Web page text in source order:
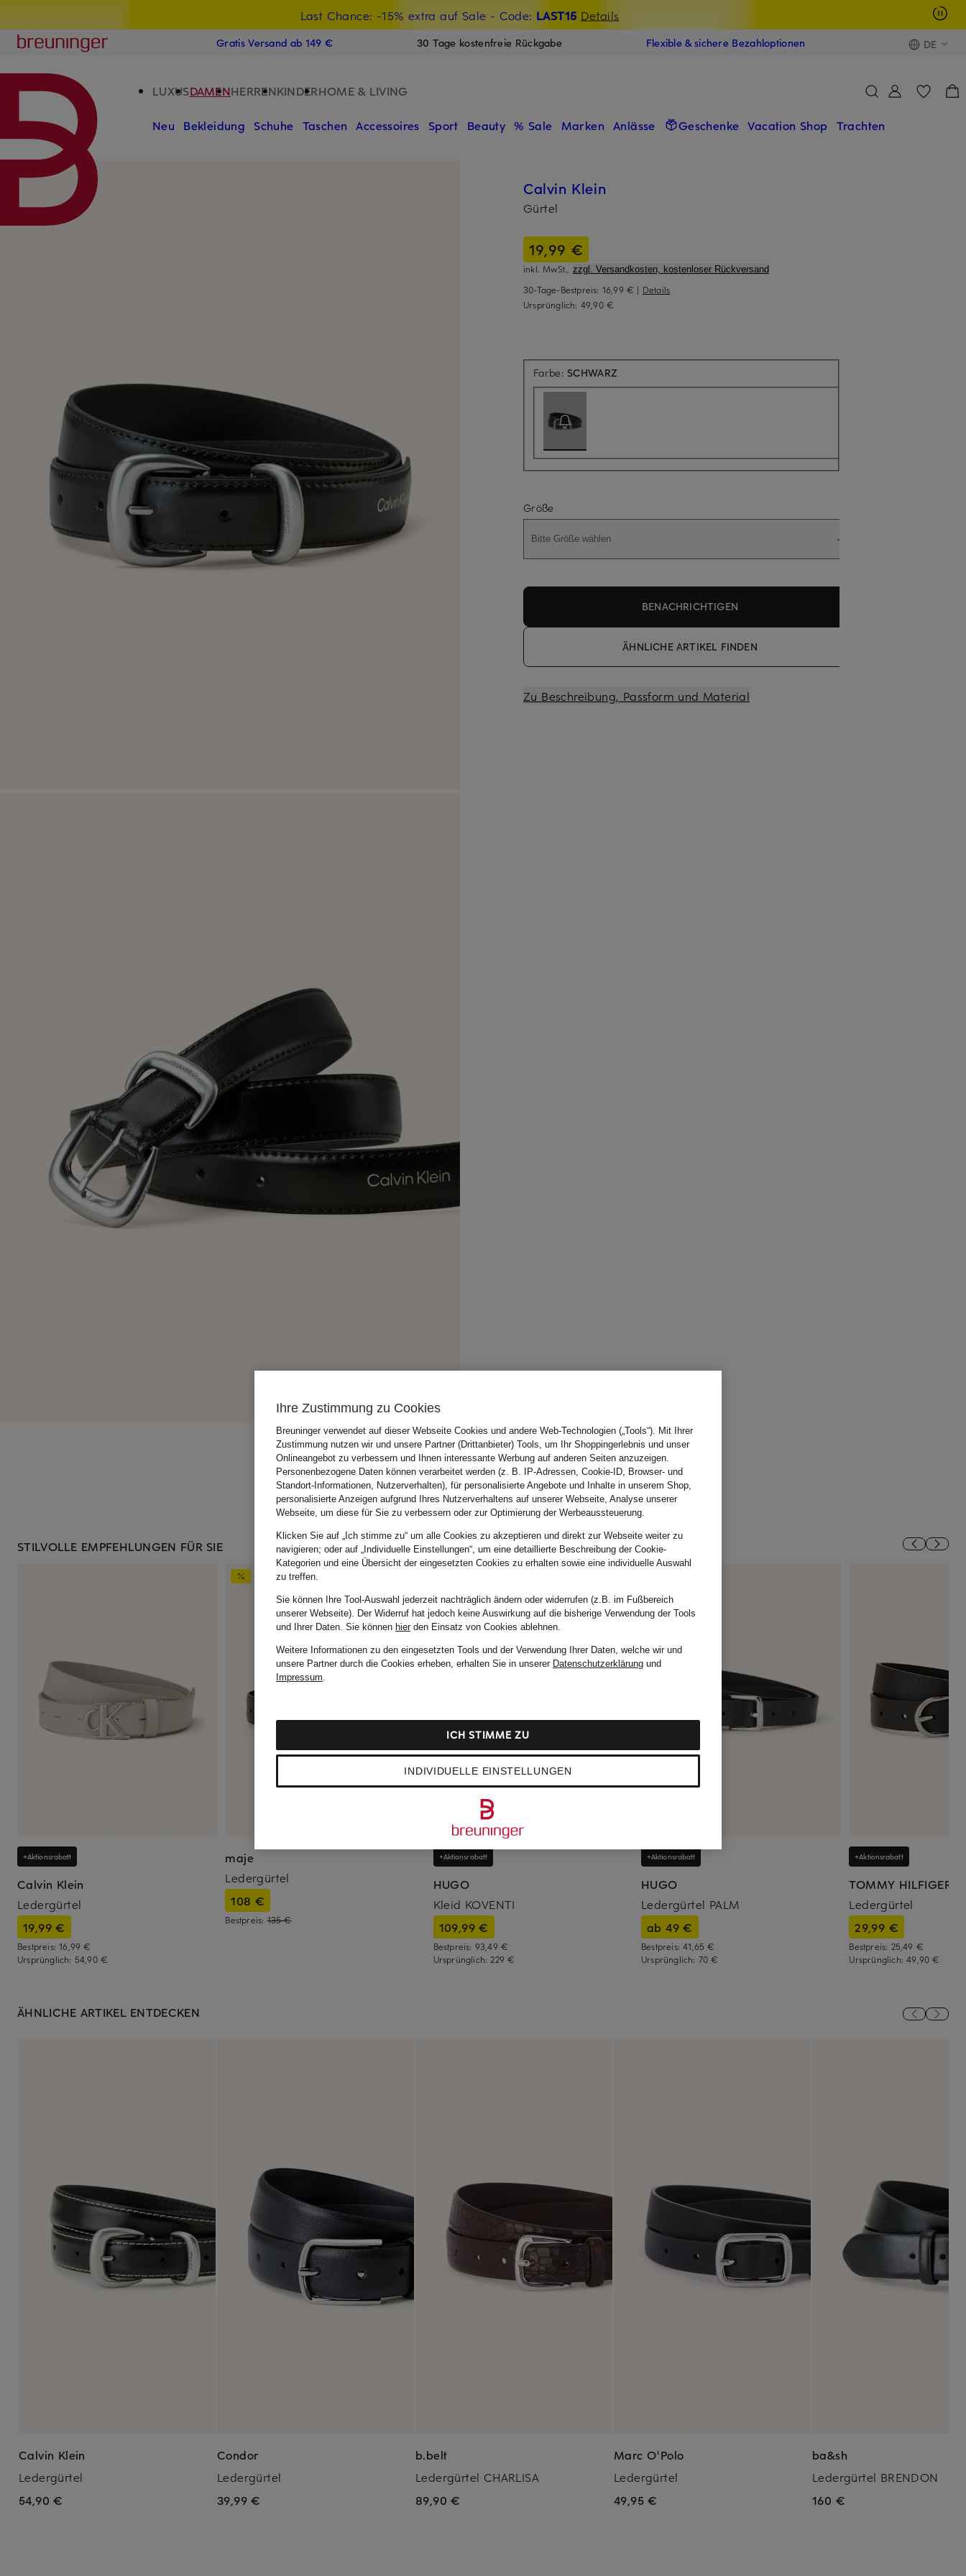
Last Chance: -15% extra auf Sale - Code: LAST15 Details
15€-Willkommensgutschein mit Beyond sichern
Breuninger
Gratis Versand ab 149 € 30 Tage kostenfreie Rückgabe Flexible & sichere Bezahloptionen DE
LUXUSDAMENHERRENKINDERHOME & LIVING
Neu Bekleidung Schuhe Taschen Accessoires Sport Beauty % Sale Marken Anlässe Geschenke Vacation Shop Trachten
Calvin Klein
Gürtel
19,99 €
inkl. MwSt., zzgl. Versandkosten, kostenloser Rückversand
30-Tage-Bestpreis: 16,99 € | Details
Ursprünglich: 49,90 €
Farbe: SCHWARZ
Größe
Bitte Größe wählen
BENACHRICHTIGEN
ÄHNLICHE ARTIKEL FINDEN
Zu Beschreibung, Passform und Material
STILVOLLE EMPFEHLUNGEN FÜR SIE
+Aktionsrabatt
Calvin Klein
Ledergürtel
19,99 €
Bestpreis:16,99 €
Ursprünglich: 54,90 €
maje
Ledergürtel
108 €
Bestpreis:135 €
+Aktionsrabatt
HUGO
Kleid KOVENTI
109,99 €
Bestpreis: 93,49 €
Ursprünglich:229 €
+Aktionsrabatt
HUGO
Ledergürtel PALM
ab 49 €
Bestpreis:41,65 €
Ursprünglich: 70 €
+Aktionsrabatt
TOMMY HILFIGER
Ledergürtel
29,99 €
Bestpreis: 25,49 €
Ursprünglich:49,90 €
ÄHNLICHE ARTIKEL ENTDECKEN
Calvin Klein
Ledergürtel
54,90 €
Condor
Ledergürtel
39,99 €
b.belt
Ledergürtel CHARLISA
89,90 €
Marc O'Polo
Ledergürtel
49,95 €
ba&sh
Ledergürtel BRENDON
160 €
Ihre Zustimmung zu Cookies
Breuninger verwendet auf dieser Webseite Cookies und andere Web-Technologien („Tools“). Mit Ihrer
Zustimmung nutzen wir und unsere Partner (Drittanbieter) Tools, um Ihr Shoppingerlebnis und unser
Onlineangebot zu verbessern und Ihnen interessante Werbung auf anderen Seiten anzuzeigen.
Personenbezogene Daten können verarbeitet werden (z. B. IP-Adressen, Cookie-ID, Browser- und
Standort-Informationen, Nutzerverhalten), für personalisierte Angebote und Inhalte in unserem Shop,
personalisierte Anzeigen aufgrund Ihres Nutzerverhaltens auf unserer Webseite, Analyse unserer
Webseite, um diese für Sie zu verbessern oder zur Optimierung der Werbeaussteuerung.
Klicken Sie auf „Ich stimme zu“ um alle Cookies zu akzeptieren und direkt zur Webseite weiter zu
navigieren; oder auf „Individuelle Einstellungen“, um eine detaillierte Beschreibung der Cookie-
Kategorien und eine Übersicht der eingesetzten Cookies zu erhalten sowie eine individuelle Auswahl
zu treffen.
Sie können Ihre Tool-Auswahl jederzeit nachträglich ändern oder widerrufen (z.B. im Fußbereich
unserer Webseite). Der Widerruf hat jedoch keine Auswirkung auf die bisherige Verwendung der Tools
und Ihrer Daten. Sie können hierden Einsatz von Cookies ablehnen.
Weitere Informationen zu den eingesetzten Tools und der Verwendung Ihrer Daten, welche wir und
unsere Partner durch die Cookies erheben, erhalten Sie in unserer Datenschutzerklärung und
Impressum.
INDIVIDUELLE EINSTELLUNGEN
ICH STIMME ZU